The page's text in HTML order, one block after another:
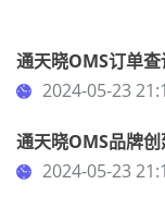
通天晓OMS订单
2024-05-23
通天晓OMS品牌
2024-05-23